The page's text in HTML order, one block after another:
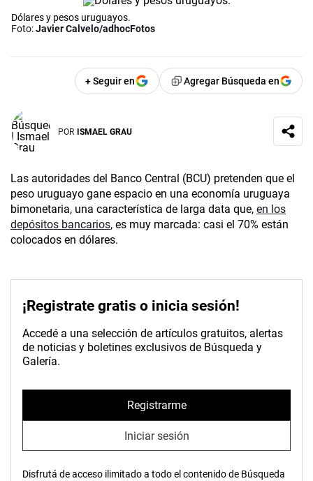
Dólares y pesos uruguayos.
Foto:Javier Calvelo/adhocFotos
+ Seguir en Agregar Búsqueda en
POR ISMAEL GRAU
Las autoridades del Banco Central (BCU) pretenden que el
peso uruguayo gane espacio en una economía uruguaya
bimonetaria, una característica de larga data que, en los
depósitos bancarios, es muy marcada: casi el 70% están
colocados en dólares.
¡Registrate gratis o inicia sesión!
Accedé a una selección de artículos gratuitos, alertas
de noticias y boletines exclusivos de Búsqueda y
Galería.
Registrarme
Iniciar sesión
Disfrutá de acceso ilimitado a todo el contenido de Búsqueda